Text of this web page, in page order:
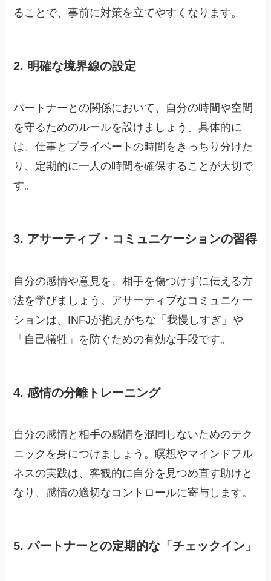
ることで、事前に対策を立てやすくなります。
2. 明確な境界線の設定
パートナーとの関係において、自分の時間や空間
を守るためのルールを設けましょう。具体的に
は、仕事とプライベートの時間をきっちり分けた
り、定期的に一人の時間を確保することが大切で
す。
3. アサーティブ・コミュニケーションの習得
自分の感情や意見を、相手を傷つけずに伝える方
法を学びましょう。アサーティブなコミュニケー
ションは、INFJが抱えがちな「我慢しすぎ」や
「自己犠牲」を防ぐための有効な手段です。
4. 感情の分離トレーニング
自分の感情と相手の感情を混同しないためのテク
ニックを身につけましょう。瞑想やマインドフル
ネスの実践は、客観的に自分を見つめ直す助けと
なり、感情の適切なコントロールに寄与します。
5. パートナーとの定期的な「チェックイン」